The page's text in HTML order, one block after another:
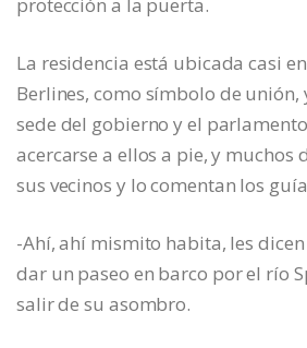
protección a la puerta.
La residencia está ubicada casi
Berlines, como símbolo de unión,
sede del gobierno y el
acercarse a ellos a pie, y muchos
sus vecinos y lo comentan los
-Ahí, ahí mismito habita, les
dar un paseo en barco por el río
salir de su asombro.